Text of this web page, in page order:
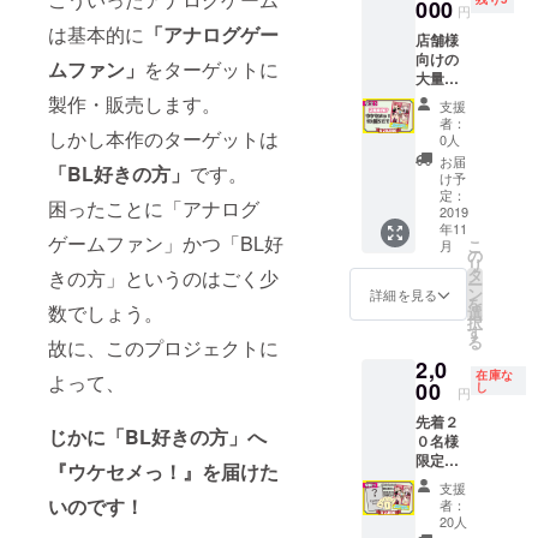
は基本的に 「アナログゲー
ムファン」 をターゲットに
製作・販売します。
しかし本作のターゲットは
「BL好きの方」 です。
困ったことに「アナログ
ゲームファン」かつ「BL好
きの方」というのはごく少
数でしょう。
故に、このプロジェクトに
よって、
じかに「BL好きの方」へ
『ウケセメっ！』を届けた
いのです！
料込
セメる
のはオ
レ
だッ！
〜』×２
小冊子×
２冊 プ
ロモー
ション
カード
「石油
王」×２
枚 （送
料込
000 円
店舗様
向けの
大量購
入セッ
トで
す。
『ウケ
メっ！
〜その
ウケを
セメる
のはオ
レ
だッ！
〜』×10
料込
み）
支援
者：
0人
お届
け予
定：
2019
年11
月
詳細を見る
こ
の
リ
タ
ー
ン
を
選
択
す
る
2,0
00 円
在庫な
し
先着２
０名様
限定で
ゲーム
本体と
特典の
支援
者：
20人